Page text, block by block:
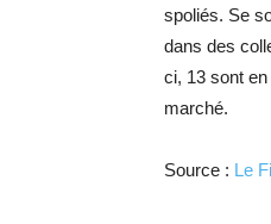
spoliés. Se
dans des
ci, 13 sont
marché.
Source : Le